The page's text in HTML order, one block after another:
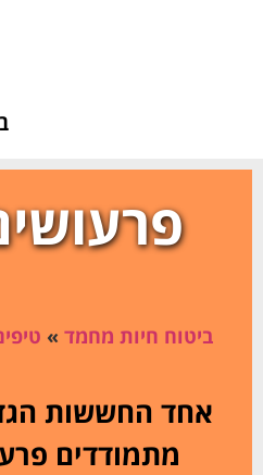
ביטוח חיות מחמד»
אחד החששות
מתמודדים